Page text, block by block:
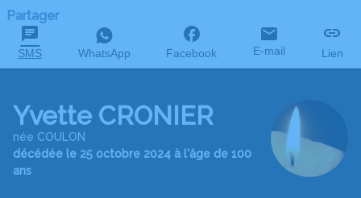
Partager
SMS WhatsApp Facebook E-mail Lien
Yvette CRONIER
née COULON
décédée le 25 octobre 2024 à l'âge de 100
ans